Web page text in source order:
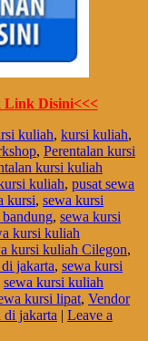
Link Disini<<<
kuliah, kursi kuliah,
, Perentalan kursi
kursi kuliah
kuliah, pusat sewa
kursi, sewa kursi
, sewa kursi
kursi kuliah
kursi kuliah Cilegon,
jakarta, sewa kursi
sewa kursi kuliah
kursi lipat, Vendor
di jakarta | Leave a